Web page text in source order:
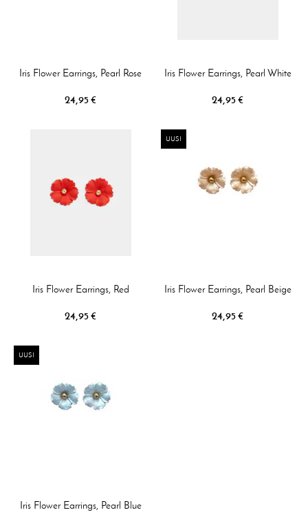
Iris Flower Earrings, Pearl Rose
24,95 €
Iris Flower Earrings, Pearl White
24,95 €
Iris Flower Earrings, Red
24,95 €
UUSI
Iris Flower Earrings, Pearl Beige
24,95 €
UUSI
Iris Flower Earrings, Pearl Blue